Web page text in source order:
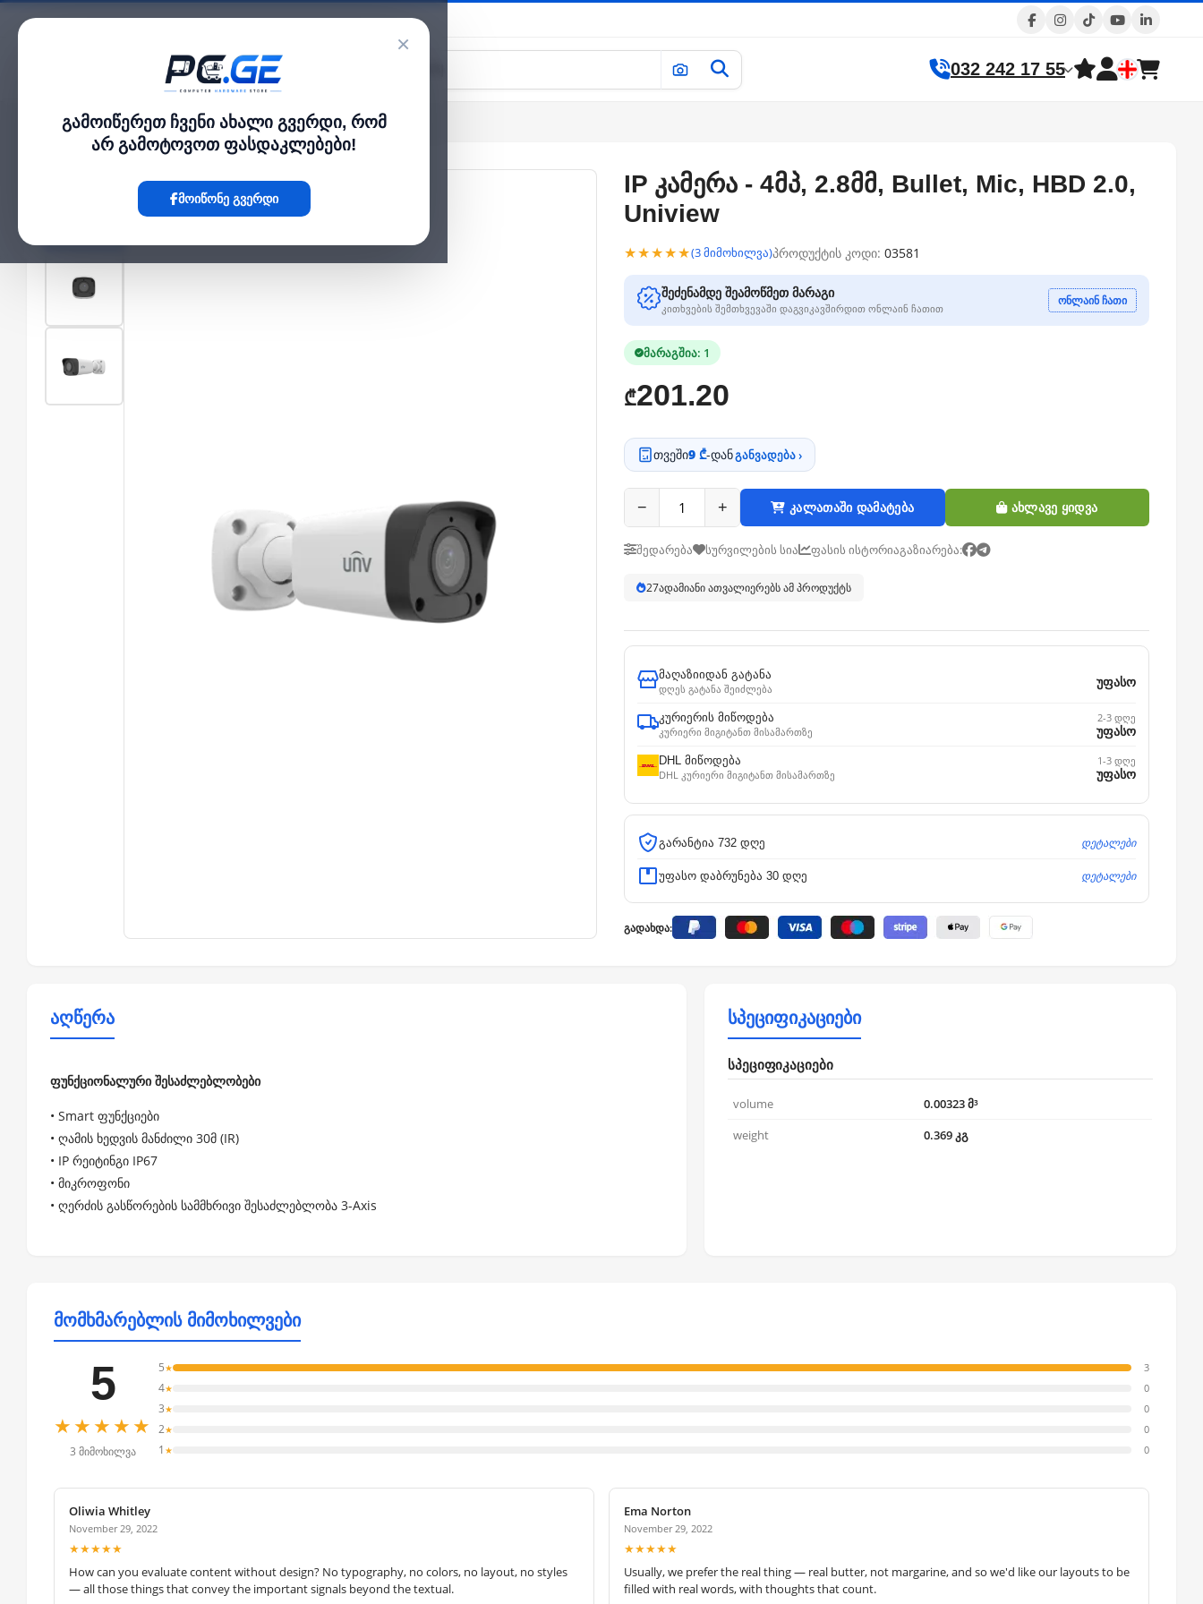
×
გამოიწერეთ ჩვენი ახალი გვერდი, რომ
არ გამოტოვოთ ფასდაკლებები!
მოიწონე გვერდი
კატალოგი 032 242 17 55
მთავარი›გარე IP კამერები›IP კამერა - 4მპ, 2.8მმ, Bullet, Mic, HBD 2.0, Uniview
IP კამერა - 4მპ, 2.8მმ, Bullet, Mic, HBD 2.0,
Uniview
★★★★★(3 მიმოხილვა)პროდუქტის კოდი: 03581
შეძენამდე შეამოწმეთ მარაგი
კითხვების შემთხვევაში დაგვიკავშირდით ონლაინ ჩათით
ონლაინ ჩათი
მარაგშია: 1
₾201.20
თვეში9 ₾-დანგანვადება ›
− + კალათაში დამატება ახლავე ყიდვა
შედარება სურვილების სია ფასის ისტორიაგაზიარება:
27ადამიანი ათვალიერებს ამ პროდუქტს
მაღაზიიდან გატანა
დღეს გატანა შეიძლება
უფასო
კურიერის მიწოდება
კურიერი მიგიტანთ მისამართზე
2-3 დღე
უფასო
DHL მიწოდება
DHL კურიერი მიგიტანთ მისამართზე
1-3 დღე
უფასო
გარანტია 732 დღე დეტალები
უფასო დაბრუნება 30 დღე დეტალები
გადახდა:
აღწერა
ფუნქციონალური შესაძლებლობები
• Smart ფუნქციები
• ღამის ხედვის მანძილი 30მ (IR)
• IP რეიტინგი IP67
• მიკროფონი
• ღერძის გასწორების სამმხრივი შესაძლებლობა 3-Axis
სპეციფიკაციები
სპეციფიკაციები
volume
0.00323 მ³
weight
0.369 კგ
მომხმარებლის მიმოხილვები
5
★★★★★
3 მიმოხილვა
5★ 3
4★ 0
3★ 0
2★ 0
1 ★ 0
Oliwia Whitley
November 29, 2022
★★★★★
How can you evaluate content without design? No typography, no colors, no layout, no styles
— all those things that convey the important signals beyond the textual.
Ema Norton
November 29, 2022
★★★★★
Usually, we prefer the real thing — real butter, not margarine, and so we'd like our layouts to be
filled with real words, with thoughts that count.